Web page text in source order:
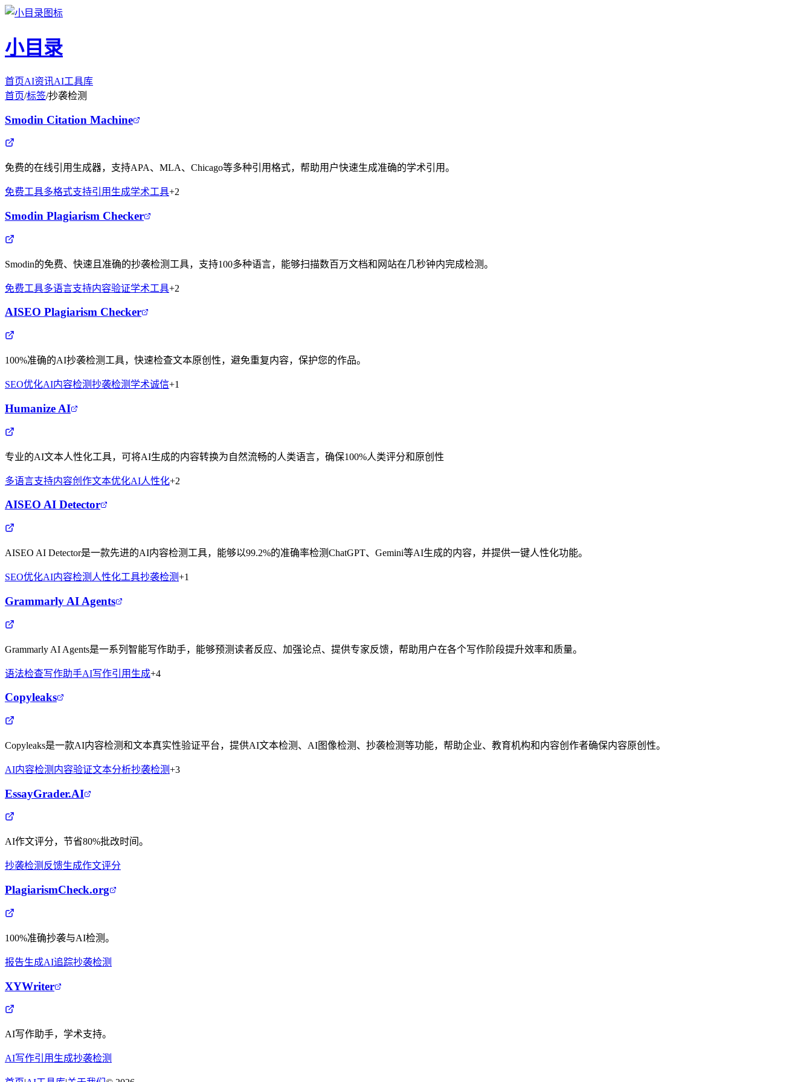
小目录
首页AI资讯AI工具库
首页/标签/抄袭检测
Smodin Citation Machine
免费的在线引用生成器，支持APA、MLA、Chicago等多种引用格式，帮助用户快速生成准确的学术引用。
免费工具多格式支持引用生成学术工具+2
Smodin Plagiarism Checker
Smodin的免费、快速且准确的抄袭检测工具，支持100多种语言，能够扫描数百万文档和网站在几秒钟内完成检测。
免费工具多语言支持内容验证学术工具+2
AISEO Plagiarism Checker
100%准确的AI抄袭检测工具，快速检查文本原创性，避免重复内容，保护您的作品。
SEO优化AI内容检测抄袭检测 学术诚信+1
Humanize AI
专业的AI文本人性化工具，可将AI生成的内容转换为自然流畅的人类语言，确保100%人类评分和原创性
多语言支持内容创作文本优化AI人性化+2
AISEO AI Detector
AISEO AI Detector是一款先进的AI内容检测工具，能够以99.2%的准确率检测ChatGPT、Gemini等AI生成的内容，并提供一键人性化功能。
SEO优化AI内容检测 人性化工具抄袭检测+1
Grammarly AI Agents
Grammarly AI Agents是一系列智能写作助手，能够预测读者反应、加强论点、提供专家反馈，帮助用户在各个写作阶段提升效率和质量。
语法检查写作助手AI写作引用生成+4
Copyleaks
Copyleaks是一款AI内容检测和文本真实性验证平台，提供AI文本检测、AI图像检测、抄袭检测等功能，帮助企业、教育机构和内容创作者确保内容原创性。
AI内容检测 内容验证文本分析抄袭检测+3
EssayGrader.AI
AI作文评分，节省80%批改时间。
抄袭检测 反馈生成作文评分
PlagiarismCheck.org
100%准确抄袭与AI检测。
报告生成AI追踪抄袭检测
XYWriter
AI写作助手，学术支持。
AI写作引用生成抄袭检测